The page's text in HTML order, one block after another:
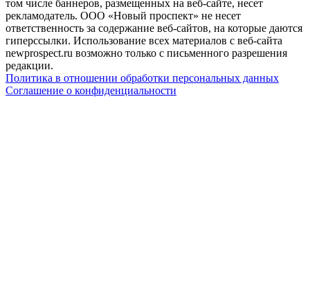
том числе баннеров, размещенных на веб-сайте, несет
рекламодатель. ООО «Новый проспект» не несет
ответственность за содержание веб-сайтов, на которые даются
гиперссылки. Использование всех материалов с веб-сайта
newprospect.ru возможно только с письменного разрешения
редакции.
Политика в отношении обработки персональных данных
Соглашение о конфиденциальности